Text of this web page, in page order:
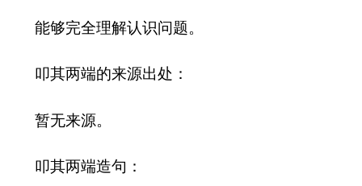
能够完全理解认识问题。
叩其两端的来源出处：
暂无来源。
叩其两端造句：